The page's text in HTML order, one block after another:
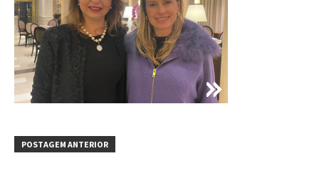
POSTAGEM ANTERIOR